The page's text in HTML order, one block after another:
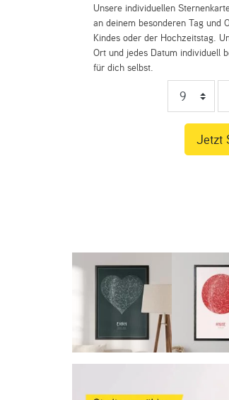
Unsere individuellen
an deinem besonderen Tag und
Kindes oder der Hochzeitstag.
Ort und jedes Datum individuell
für dich selbst.